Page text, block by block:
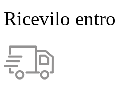
Ricevilo entro